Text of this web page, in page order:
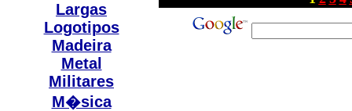
Largas
Logotipos
Madeira
Metal
Militares
M�sica